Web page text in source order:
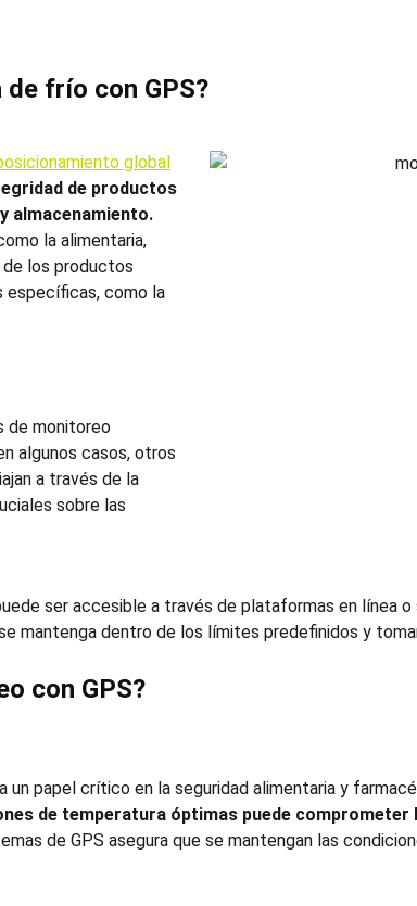
de frío con GPS?
global
de productos
almacenamiento.
la alimentaria,
los productos
específicas, como la
de monitoreo
algunos casos, otros
a través de la
sobre las
ser accesible a través de plataformas en línea
mantenga dentro de los límites predefinidos y
con GPS?
un papel crítico en la seguridad alimentaria y
de temperatura óptimas puede
de GPS asegura que se mantengan las